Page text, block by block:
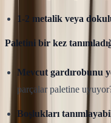
1-2 metalik veya
Paletini bir kez
Mevcut gardırobunu
parçalar paletine
Boşlukları